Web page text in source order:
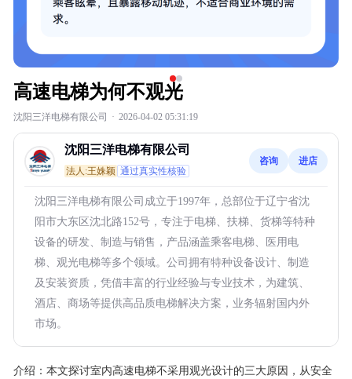
高速电梯为何不观光
沈阳三洋电梯有限公司 · 2026-04-02 05:31:19
沈阳三洋电梯有限公司
法人:王姝颖 通过真实性核验
咨询 进店
沈阳三洋电梯有限公司成立于1997年，总部位于辽宁省沈
阳市大东区沈北路152号，专注于电梯、扶梯、货梯等特种
设备的研发、制造与销售，产品涵盖乘客电梯、医用电
梯、观光电梯等多个领域。公司拥有特种设备设计、制造
及安装资质，凭借丰富的行业经验与专业技术，为建筑、
酒店、商场等提供高品质电梯解决方案，业务辐射国内外
市场。
介绍： 本文探讨室内高速电梯不采用观光设计的三大原因，从安全